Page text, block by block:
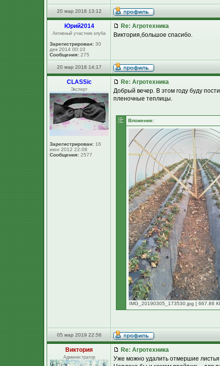
20 мар 2018 13:12
Юpий2014
Активный участник клуба
Зарегистрирован: 30
дек 2014 00:10
Сообщения: 275
Re: Агротехника
Виктория,большое спасибо.
20 мар 2018 14:17
CLASSic
Эксперт
Зарегистрирован: 16
июн 2012 22:08
Сообщения: 2577
Re: Агротехника
Добрый вечер. В этом году буду
пленочные теплицы.
Вложение:
IMG_20190305_173530.jpg [ 667.86
05 мар 2019 22:56
Виктория
Администратор
Re: Агротехника
Уже можно удалить отмершие